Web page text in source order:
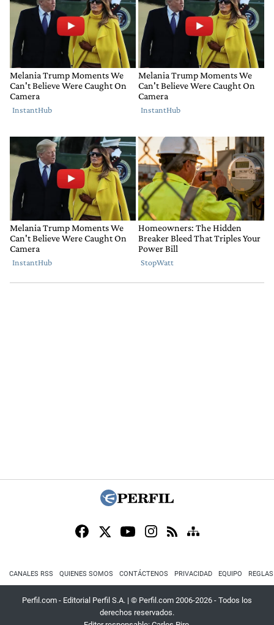
CANALES RSS QUIENES SOMOS CONTÁCTENOS PRIVACIDAD EQUIPO
Perfil.com - Editorial Perfil S.A. | © Perfil.com 2006-2026 - Todos los
derechos reservados.